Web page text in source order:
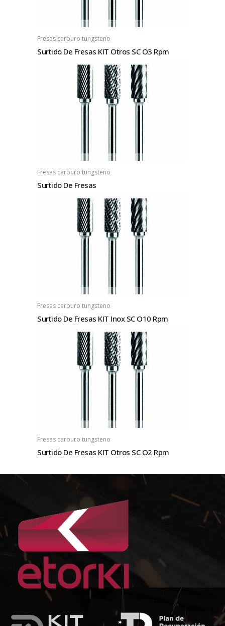
Fresas carburo tungsteno
Surtido De Fresas KIT Otros SC O3 Rpm
Fresas carburo tungsteno
Surtido De Fresas
Fresas carburo tungsteno
Surtido De Fresas KIT Inox SC O10 Rpm
Fresas carburo tungsteno
Surtido De Fresas KIT Otros SC O2 Rpm